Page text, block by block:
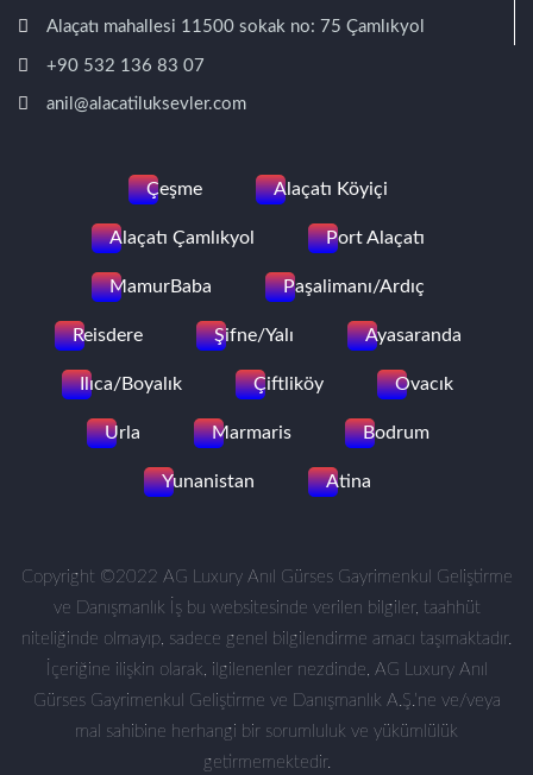
Alaçatı mahallesi 11500 sokak no: 75 Çamlıkyol
+90 532 136 83 07
anil@alacatiluksevler.com
Çeşme Alaçatı Köyiçi
Alaçatı Çamlıkyol Port Alaçatı
MamurBaba Paşalimanı/Ardıç
Reisdere Şifne/Yalı Ayasaranda
Ilıca/Boyalık Çiftliköy Ovacık
Urla Marmaris Bodrum
Yunanistan Atina
Copyright ©2022 AG Luxury Anıl Gürses Gayrimenkul Geliştirme
ve Danışmanlık İş bu websitesinde verilen bilgiler, taahhüt
niteliğinde olmayıp, sadece genel bilgilendirme amacı taşımaktadır.
İçeriğine ilişkin olarak, ilgilenenler nezdinde, AG Luxury Anıl
Gürses Gayrimenkul Geliştirme ve Danışmanlık A.Ş.’ne ve/veya
mal sahibine herhangi bir sorumluluk ve yükümlülük
getirmemektedir.